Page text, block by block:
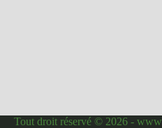
Tout droit réservé © 2026 -